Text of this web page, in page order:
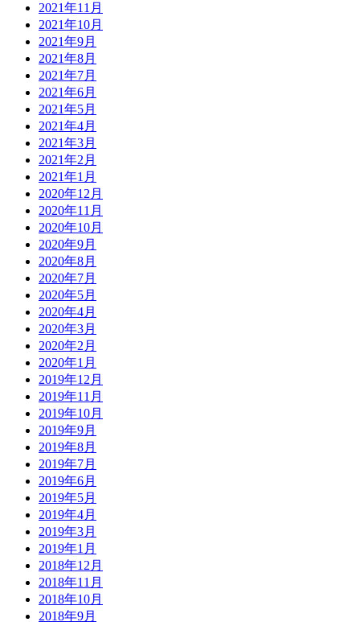
2021年11月
2021年10月
2021年9月
2021年8月
2021年7月
2021年6月
2021年5月
2021年4月
2021年3月
2021年2月
2021年1月
2020年12月
2020年11月
2020年10月
2020年9月
2020年8月
2020年7月
2020年5月
2020年4月
2020年3月
2020年2月
2020年1月
2019年12月
2019年11月
2019年10月
2019年9月
2019年8月
2019年7月
2019年6月
2019年5月
2019年4月
2019年3月
2019年1月
2018年12月
2018年11月
2018年10月
2018年9月